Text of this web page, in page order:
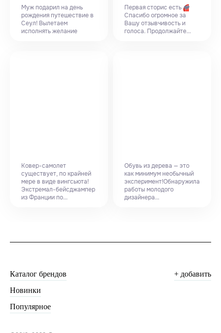
Муж подарил на день
рождения путешествие в
Сеул! Вылетаем
исполнять желание
Первая сторис есть❤️
Спасибо огромное за
Вашу отзывчивость и
голоса. Продолжайте...
Ковер-самолет
существует, по крайней
мере в виде вингсьюта!
Экстремал-бейсджампер
из Франции по...
Обувь из дерева — это
как минимум необычный
эксперимент!Обнаружила
работы молодого
дизайнера...
Каталог брендов
Новинки
Популярное
+ добавить